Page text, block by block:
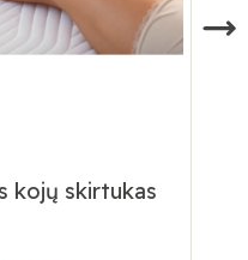
kojų skirtukas